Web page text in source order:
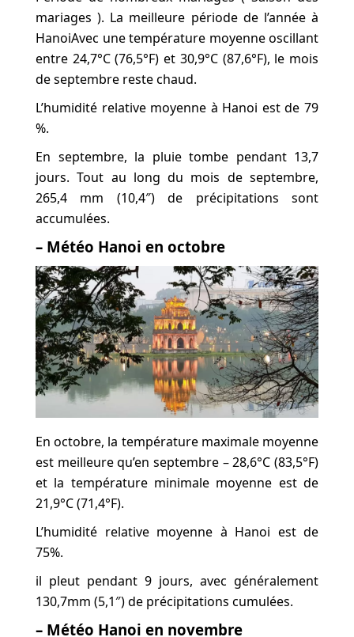
mariages ). La meilleure période de l’année à
HanoiAvec une température moyenne oscillant
entre 24,7°C (76,5°F) et 30,9°C (87,6°F), le mois
de septembre reste chaud.
L’humidité relative moyenne à Hanoi est de 79
%.
En septembre, la pluie tombe pendant 13,7
jours. Tout au long du mois de septembre,
265,4 mm (10,4″) de précipitations sont
accumulées.
– Météo Hanoi en octobre
En octobre, la température maximale moyenne
est meilleure qu’en septembre – 28,6°C (83,5°F)
et la température minimale moyenne est de
21,9°C (71,4°F).
L’humidité relative moyenne à Hanoi est de
75%.
il pleut pendant 9 jours, avec généralement
130,7mm (5,1″) de précipitations cumulées.
– Météo Hanoi en novembre